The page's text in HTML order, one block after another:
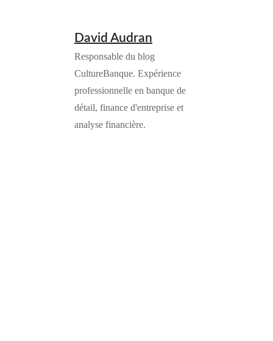
David Audran
Responsable du blog
CultureBanque. Expérience
professionnelle en banque de
détail, finance d'entreprise et
analyse financière.